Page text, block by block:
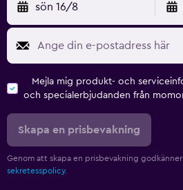
sön 16/8
Mejla mig produkt- och
och specialerbjudanden från
Skapa en prisbevakning
Genom att skapa en prisbevakning godkänner
sekretesspolicy.